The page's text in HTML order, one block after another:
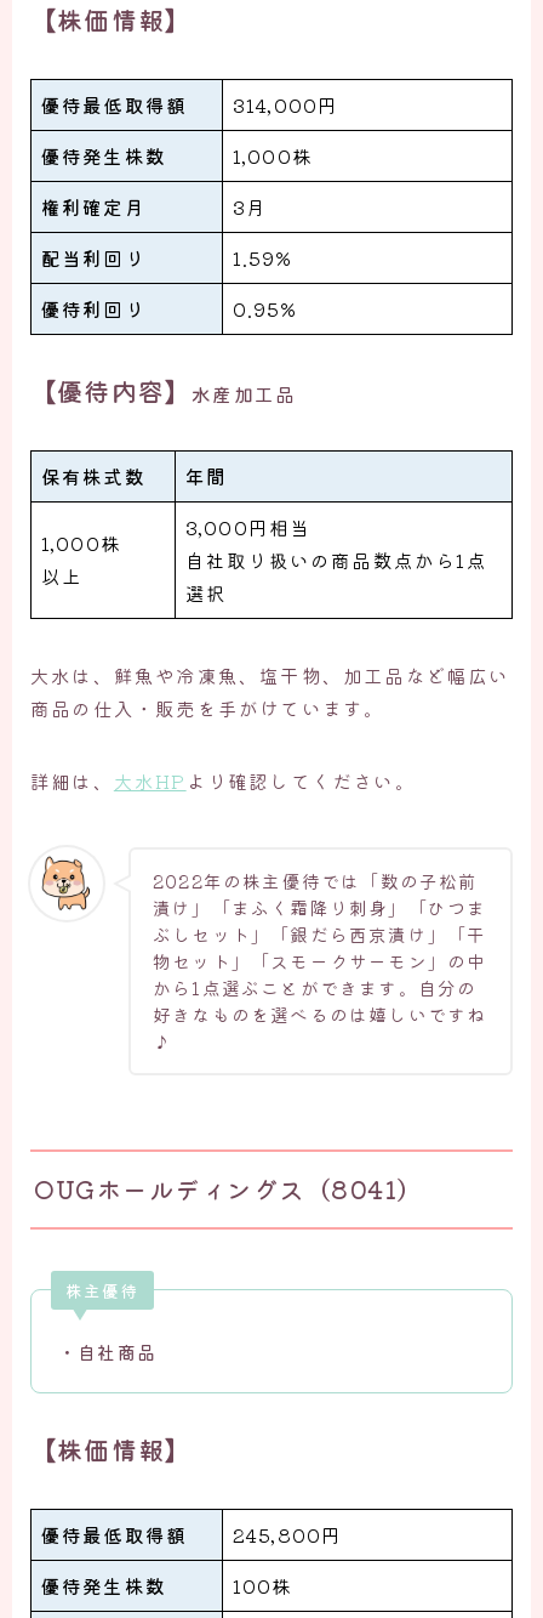
【株価情報】
優待最低取得額
314,000円
優待発生株数
1,000株
権利確定月
3月
配当利回り
1.59%
優待利回り
0.95%
【優待内容】 水産加工品
保有株式数 年間
1,000株
以上
3,000円相当
自社取り扱いの商品数点から1点
選択
大水は、鮮魚や冷凍魚、塩干物、加工品など幅広い
商品の仕入・販売を手がけています。
詳細は、 大水HP より確認してください。
2022年の株主優待では「数の子松前
漬け」「まふく霜降り刺身」「ひつま
ぶしセット」「銀だら西京漬け」「干
物セット」「スモークサーモン」の中
から1点選ぶことができます。自分の
好きなものを選べるのは嬉しいですね
♪
OUGホールディングス（8041）
株主優待
・自社商品
【株価情報】
優待最低取得額
245,800円
優待発生株数
100株